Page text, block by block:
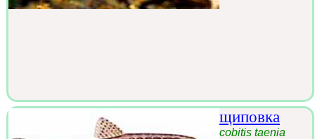
щиповка
cobitis taenia